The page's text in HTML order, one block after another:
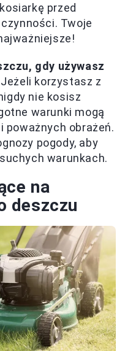
przed
Twoje
gdy używasz
Jeżeli korzystasz z
nie kosisz
warunki mogą
poważnych obrażeń.
pogody, aby
warunkach.
na
deszczu